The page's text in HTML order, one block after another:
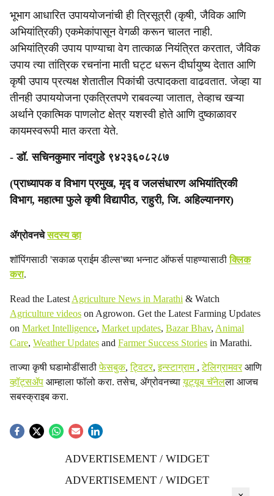
भूभाग आधारित उपाययोजनांची ही त्रिसूत्री (कृषी, जैविक आणि
अभियांत्रिकी) एकमेकांपासून वेगळी करून चालत नाही.
अभियांत्रिकी उपाय पाण्याचा वेग तात्काळ नियंत्रित करतात, जैविक
उपाय त्या तांत्रिक रचनांना माती घट्ट धरून दीर्घायुष्य देतात आणि
कृषी उपाय प्रत्यक्ष शेतातील पिकांची उत्पादकता वाढवतात. जेव्हा या
तीनही उपाययोजना एकत्रितपणे राबवल्या जातात, तेव्हाच खऱ्या
अर्थाने एकात्मिक पाणलोट क्षेत्र यशस्वी होते आणि दुष्काळावर
कायमस्वरूपी मात करता येते.
- डॉ. सचिनकुमार नांदगुडे ९४२३६०८२८७
(प्राध्यापक व विभाग प्रमुख, मृद्‍ व जलसंधारण अभियांत्रिकी
विभाग, महात्मा फुले कृषी विद्यापीठ, राहुरी, जि. अहिल्यानगर)
ॲग्रोवनचेसदस्य व्हा
शॉपिंगसाठी 'सकाळ प्राईम डील्स'च्या भन्नाट ऑफर्स पाहण्यासाठीक्लिक
करा.
Read the Latest Agriculture News in Marathi & Watch
Agriculture videos on Agrowon. Get the Latest Farming Updates
on Market Intelligence, Market updates, Bazar Bhav, Animal
Care, Weather Updates and Farmer Success Stories in Marathi.
ताज्या कृषी घडामोडींसाठीफेसबुक,ट्विटर,इन्स्टाग्राम ,टेलिग्रामवरआणि
व्हॉट्सॲप आम्हाला फॉलो करा. तसेच, ॲग्रोवनच्यायूट्यूब चॅनेलला आजच
सबस्क्राइब करा.
ADVERTISEMENT / WIDGET
ADVERTISEMENT / WIDGET